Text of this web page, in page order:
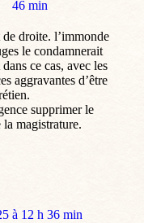
:46 min
de droite. l’immonde
le condamnerait
ce cas, avec les
aggravantes d’être
supprimer le
magistrature.
à 12 h 36 min